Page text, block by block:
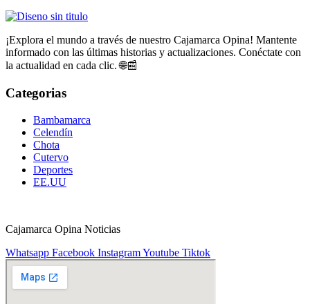
¡Explora el mundo a través de nuestro Cajamarca Opina! Mantente
informado con las últimas historias y actualizaciones. Conéctate con
la actualidad en cada clic. 🌐📰
Categorias
Bambamarca
Celendín
Chota
Cutervo
Deportes
EE.UU
Cajamarca Opina Noticias
Whatsapp Facebook InstagramYoutube Tiktok